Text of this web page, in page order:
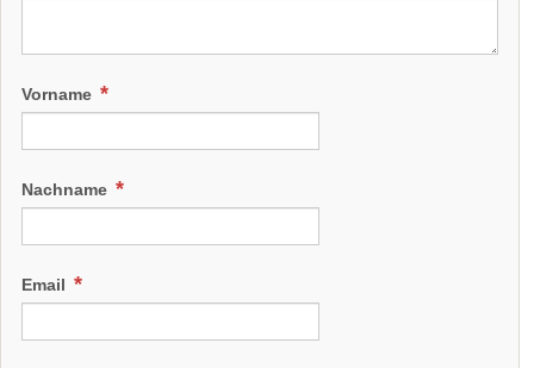
Vorname
Nachname
Email